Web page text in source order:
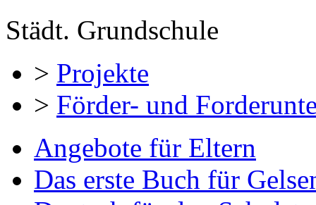
Städt. Grundschule
> Projekte
> Förder- und
Angebote für Eltern
Das erste Buch für